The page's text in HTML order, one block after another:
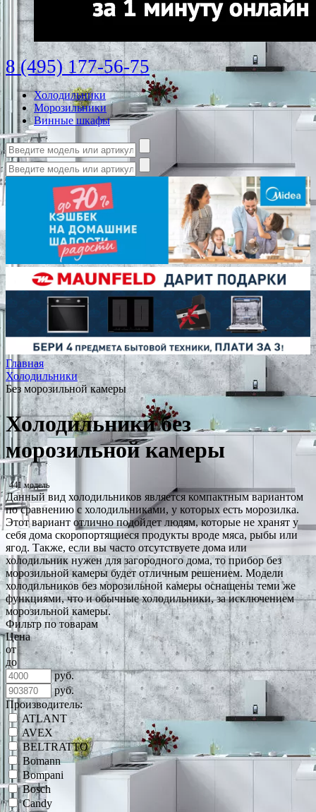
8 (495) 177-56-75
Холодильники
Морозильники
Винные шкафы
Главная
Холодильники
Без морозильной камеры
Холодильники без
морозильной камеры
441 модель
Данный вид холодильников является компактным вариантом
по сравнению с холодильниками, у которых есть морозилка.
Этот вариант отлично подойдет людям, которые не хранят у
себя дома скоропортящиеся продукты вроде мяса, рыбы или
ягод. Также, если вы часто отсутствуете дома или
холодильник нужен для загородного дома, то прибор без
морозильной камеры будет отличным решением. Модели
холодильников без морозильной камеры оснащены теми же
функциями, что и обычные холодильники, за исключением
морозильной камеры.
Фильтр по товарам
Цена
от
до
руб.
руб.
Производитель:
ATLANT
AVEX
BELTRATTO
Bomann
Bompani
Bosch
Candy